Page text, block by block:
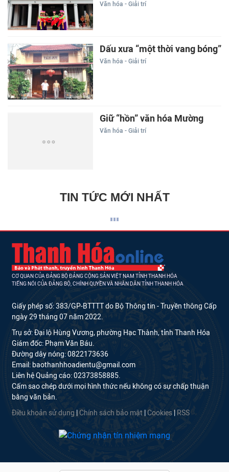
Văn hóa - Giải trí
Dấu xưa “một thời vang bóng”
Văn hóa - Giải trí
Giữ “hồn” văn hóa Mường
Văn hóa - Giải trí
TIN TỨC MỚI NHẤT
CƠ QUAN CỦA ĐẢNG BỘ ĐẢNG CỘNG SẢN VIỆT NAM TỈNH THANH HÓA
TIẾNG NÓI CỦA ĐẢNG BỘ, CHÍNH QUYỀN VÀ NHÂN DÂN TỈNH THANH HÓA
Giấy phép số: 383/GP-BTTTT do Bộ Thông tin - Truyền thông Cấp
ngày 29 tháng 07 năm 2022.
Trụ sở: Đại lộ Hùng Vương, phường Hạc Thành, tỉnh Thanh Hóa
Giám đốc: Phạm Văn Báu.
Đường dây nóng: 0822173636
Email: baothanhhoadientu@gmail.com
Liên hệ Quảng cáo: 02373858885.
Cấm sao chép dưới mọi hình thức nếu không có sự chấp thuận
bằng văn bản.
Điều khoản sử dụng Chính sách bảo mật Cookies RSS